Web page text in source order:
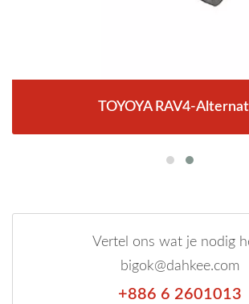
TOYOYA RAV4-
Vertel ons wat je nodig
bigok@dahkee.com
+886 6 2601013